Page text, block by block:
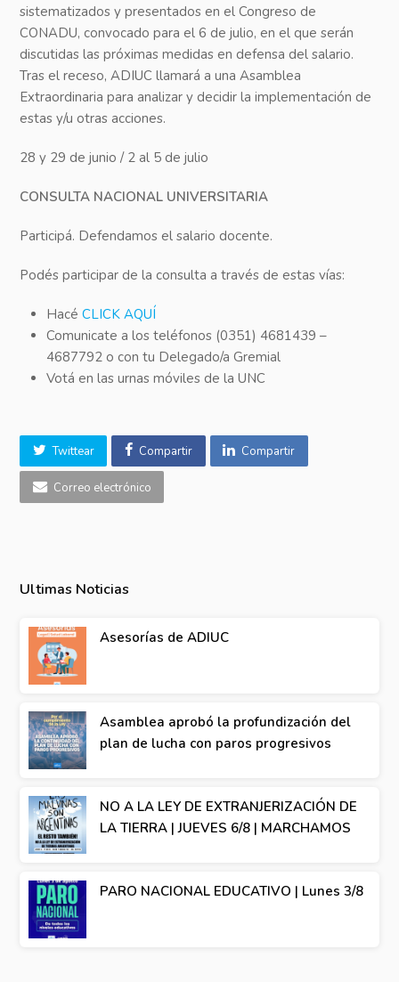
sistematizados y presentados en el Congreso de
CONADU, convocado para el 6 de julio, en el que serán
discutidas las próximas medidas en defensa del salario.
Tras el receso, ADIUC llamará a una Asamblea
Extraordinaria para analizar y decidir la implementación de
estas y/u otras acciones.
28 y 29 de junio / 2 al 5 de julio
CONSULTA NACIONAL UNIVERSITARIA
Participá. Defendamos el salario docente.
Podés participar de la consulta a través de estas vías:
HacéCLICK AQUÍ
Comunicate a los teléfonos (0351) 4681439 –
4687792 o con tu Delegado/a Gremial
Votá en las urnas móviles de la UNC
Twittear Compartir Compartir
Correo electrónico
Ultimas Noticias
Asesorías de ADIUC
Asamblea aprobó la profundización del
plan de lucha con paros progresivos
NO A LA LEY DE EXTRANJERIZACIÓN DE
LA TIERRA | JUEVES 6/8 | MARCHAMOS
PARO NACIONAL EDUCATIVO | Lunes 3/8